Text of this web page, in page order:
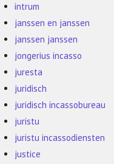
intrum
janssen en janssen
janssen janssen
jongerius incasso
juresta
juridisch
juridisch incassobureau
juristu
juristu incassodiensten
justice